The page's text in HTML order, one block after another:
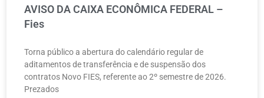
AVISO DA CAIXA ECONÔMICA FEDERAL –
Fies
Torna público a abertura do calendário regular de
aditamentos de transferência e de suspensão dos
contratos Novo FIES, referente ao 2º semestre de 2026.
Prezados